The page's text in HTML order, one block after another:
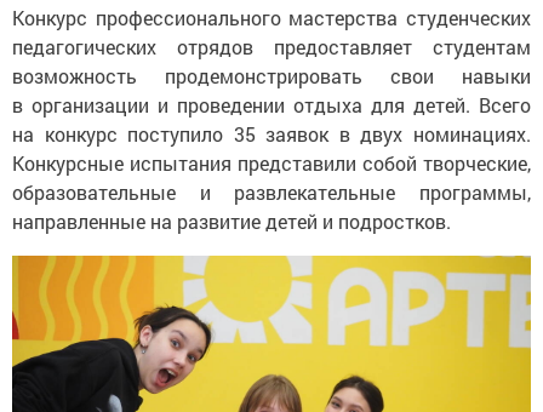
Конкурс профессионального мастерства студенческих
педагогических отрядов предоставляет студентам
возможность продемонстрировать свои навыки
в организации и проведении отдыха для детей. Всего
на конкурс поступило 35 заявок в двух номинациях.
Конкурсные испытания представили собой творческие,
образовательные и развлекательные программы,
направленные на развитие детей и подростков.